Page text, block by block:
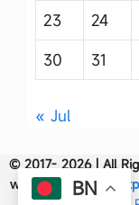
23
24
30
31
« Jul
© 2017- 2026 | All
withBangla News
BN